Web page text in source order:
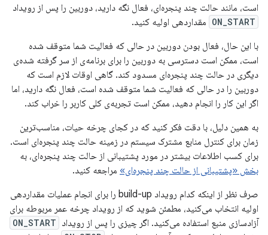
است، مانند حالت چند پنجره‌ای، فعال نگه دارید، دوربین را پس از رویداد
ON_START مقداردهی اولیه کنید.
با این حال، فعال بودن دوربین در حالی که فعالیت شما متوقف شده
است، ممکن است دسترسی به دوربین را برای برنامه‌ی از سر گرفته شده‌ی
دیگری در حالت چند پنجره‌ای مسدود کند. گاهی اوقات لازم است که
دوربین را در حالی که فعالیت شما متوقف شده است، فعال نگه دارید، اما
اگر این کار را انجام دهید، ممکن است تجربه‌ی کلی کاربر را خراب کند.
به همین دلیل، با دقت فکر کنید که در کجای چرخه حیات، مناسب‌ترین
زمان برای کنترل منابع مشترک سیستم در زمینه حالت چند پنجره‌ای است.
برای کسب اطلاعات بیشتر در مورد پشتیبانی از حالت چند پنجره‌ای، به
بخش «پشتیبانی از حالت چند پنجره‌ای» مراجعه کنید.
صرف نظر از اینکه کدام رویداد build-up را برای انجام عملیات مقداردهی
اولیه انتخاب می‌کنید، مطمئن شوید که از رویداد چرخه عمر مربوطه برای
آزادسازی منبع استفاده می‌کنید. اگر چیزی را پس از رویداد ON_START